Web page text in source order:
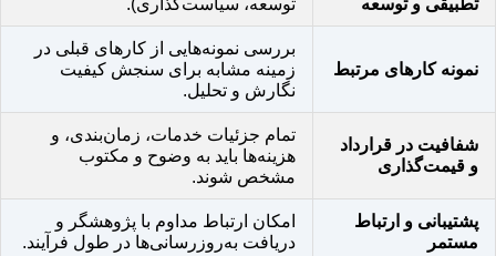
تطبیقی و توسعه
توسعه، سیاست‌گذاری).
نمونه کارهای مرتبط
بررسی نمونه‌هایی از کارهای قبلی در
زمینه مشابه برای سنجش کیفیت
نگارش و تحلیل.
شفافیت در قرارداد
و قیمت‌گذاری
تمام جزئیات خدمات، زمان‌بندی، و
هزینه‌ها باید به وضوح و مکتوب
مشخص شوند.
پشتیبانی و ارتباط
مستمر
امکان ارتباط مداوم با پژوهشگر و
دریافت به‌روزرسانی‌ها در طول فرآیند.